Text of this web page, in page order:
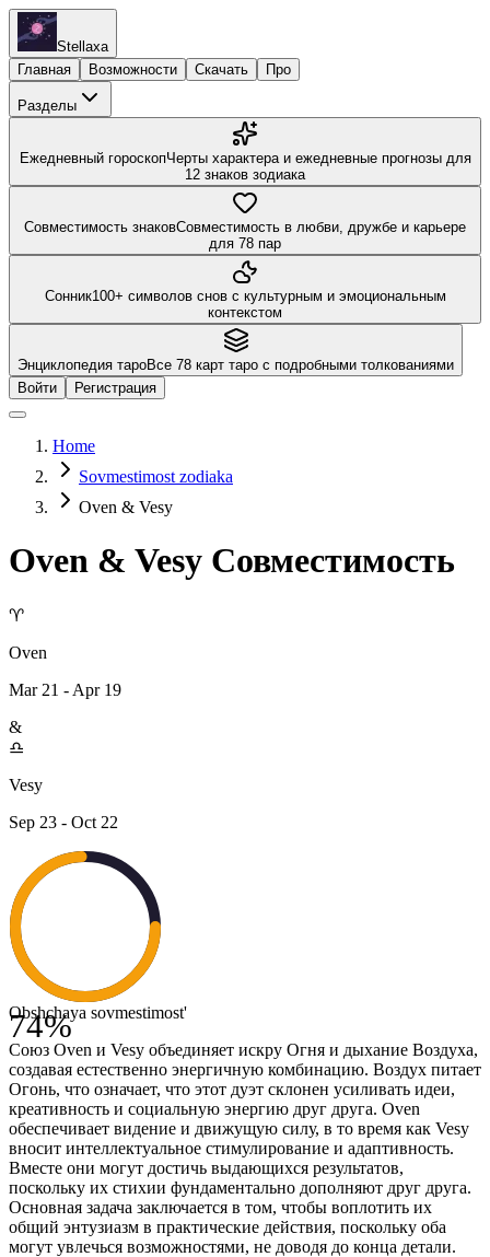
Stellaxa
Главная
Возможности Скачать Про
Разделы
Ежедневный гороскопЧерты характера и ежедневные прогнозы для
12 знаков зодиака
Совместимость знаковСовместимость в любви, дружбе и карьере
для 78 пар
Сонник100+ символов снов с культурным и эмоциональным
контекстом
Энциклопедия тароВсе 78 карт таро с подробными толкованиями
Войти
Регистрация
Home
Sovmestimost zodiaka
Oven & Vesy
Oven & Vesy Совместимость
♈
Oven
Mar 21 - Apr 19
&
♎
Vesy
Sep 23 - Oct 22
74%
Obshchaya sovmestimost'
Союз Oven и Vesy объединяет искру Огня и дыхание Воздуха,
создавая естественно энергичную комбинацию. Воздух питает
Огонь, что означает, что этот дуэт склонен усиливать идеи,
креативность и социальную энергию друг друга. Oven
обеспечивает видение и движущую силу, в то время как Vesy
вносит интеллектуальное стимулирование и адаптивность.
Вместе они могут достичь выдающихся результатов,
поскольку их стихии фундаментально дополняют друг друга.
Основная задача заключается в том, чтобы воплотить их
общий энтузиазм в практические действия, поскольку оба
могут увлечься возможностями, не доводя до конца детали.